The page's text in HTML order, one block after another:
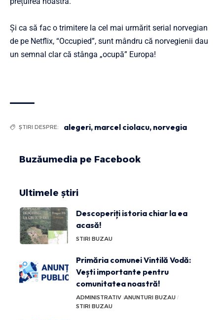
Și ca să fac o trimitere la cel mai urmărit serial norvegian
de pe Netflix, “Occupied”, sunt mândru că norvegienii dau
un semnal clar că stânga „ocupă” Europa!
ȘTIRI DESPRE: alegeri, marcel ciolacu, norvegia
Buzăumedia pe Facebook
Ultimele știri
Descoperiți istoria chiar la ea
acasă!
STIRI BUZAU
Primăria comunei Vintilă Vodă:
Vești importante pentru
comunitatea noastră!
ADMINISTRATIV ANUNTURI BUZAU
STIRI BUZAU